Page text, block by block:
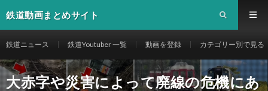
鉄道動画まとめサイト
鉄道ニュース 鉄道Youtuber 一覧 動画を登録 カテゴリー別で見る
大赤字や災害によって廃線の危機にあ